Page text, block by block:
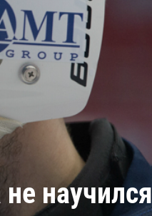
научился